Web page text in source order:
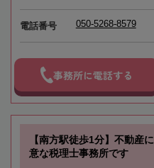
電話番号 050-5268-8579
事務所に電話する
【南方駅徒歩1分】不動産
意な税理士事務所です